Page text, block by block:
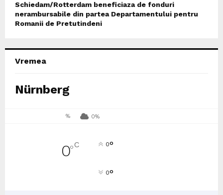
Schiedam/Rotterdam beneficiaza de fonduri
nerambursabile din partea Departamentului pentru
Romanii de Pretutindeni
Vremea
Nürnberg
% 0%
0°C 0°
0°